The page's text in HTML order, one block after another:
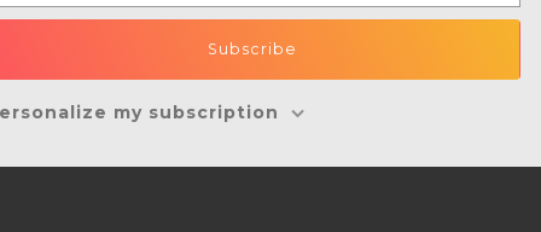
my subscription